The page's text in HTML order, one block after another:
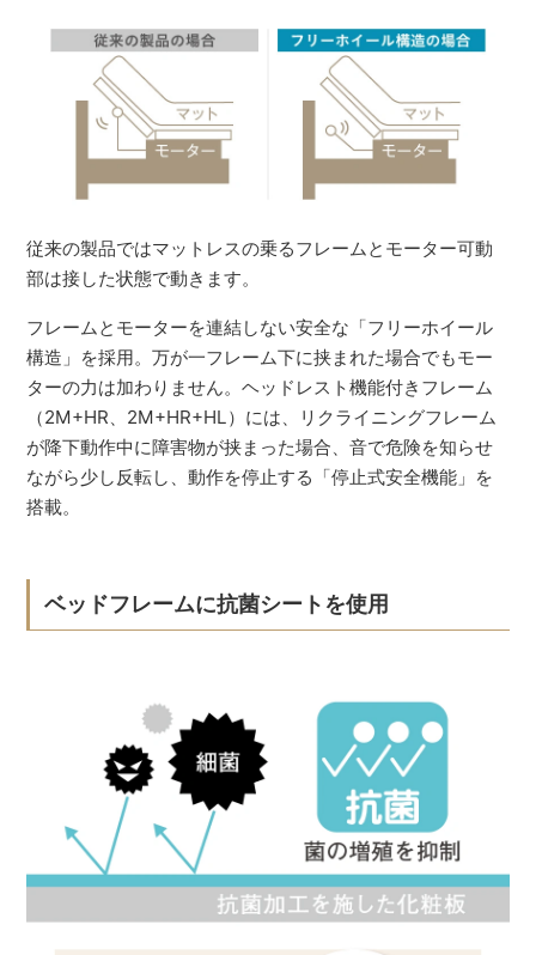
従来の製品ではマットレスの乗るフレームとモーター可動
部は接した状態で動きます。
フレームとモーターを連結しない安全な「フリーホイール
構造」を採用。万が一フレーム下に挟まれた場合でもモー
ターの力は加わりません。ヘッドレスト機能付きフレーム
（2M+HR、2M+HR+HL）には、リクライニングフレーム
が降下動作中に障害物が挟まった場合、音で危険を知らせ
ながら少し反転し、動作を停止する「停止式安全機能」を
搭載。
ベッドフレームに抗菌シートを使用